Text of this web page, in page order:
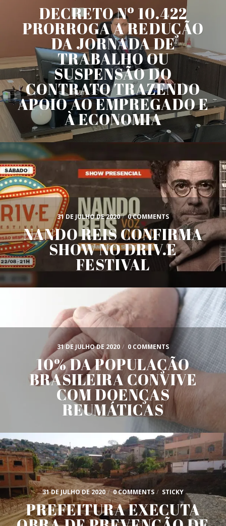
DECRETO Nº 10.422
PRORROGA A REDUÇÃO
DA JORNADA DE
TRABALHO OU
SUSPENSÃO DO
CONTRATO TRAZENDO
APOIO AO EMPREGADO E
À ECONOMIA
31 DE JULHO DE 2020 / 0 COMMENTS
NANDO REIS CONFIRMA
SHOW NO DRIV.E
FESTIVAL
31 DE JULHO DE 2020 / 0 COMMENTS
10% DA POPULAÇÃO
BRASILEIRA CONVIVE
COM DOENÇAS
REUMÁTICAS
31 DE JULHO DE 2020 / 0 COMMENTS / STICKY
PREFEITURA EXECUTA